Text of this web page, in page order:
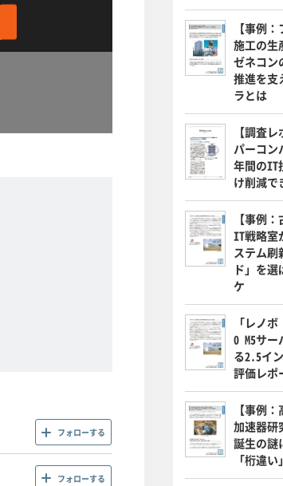
フォローする
フォローする
【事例
施工の生
ゼネコン
推進を支
ラとは
【調査
パーコン
年間のIT
け削減で
【事例
IT戦略室
ステム刷
ド」を選
ケ
「レノ
0 M5サー
る2.5イン
評価レポ
【事例
加速器研
誕生の謎
「桁違